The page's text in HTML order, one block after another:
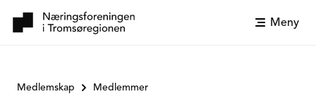
Meny
Medlemskap Medlemmer